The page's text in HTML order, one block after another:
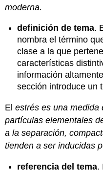
moderna.
definición de tema.
nombra el término
clase a la que
características
información
sección introduce un
Elestrés es una medida
partículas elementales
a la separación,
tienden a ser inducidas
referencia del tema.